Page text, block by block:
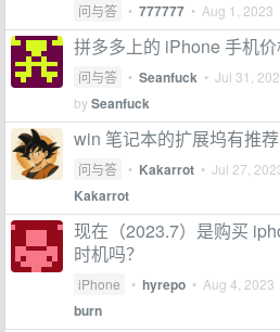
问与答 • 777777 • Aug 1, 2023
拼多多上的 iPhone 手机价
问与答 • Seanfuck • Jul 31,
bySeanfuck
win 笔记本的扩展坞有推荐
问与答 • Kakarrot • Jul 27,
Kakarrot
现在（2023.7）是购买
时机吗？
iPhone • hyrepo • Aug 4, 2023
burn